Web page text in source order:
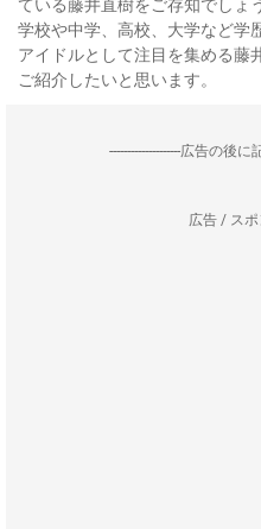
ている藤井直樹をご存知でしょ
学校や中学、高校、大学など学
アイドルとして注目を集める藤
ご紹介したいと思います。
--------------------広告の後に
広告 / ス